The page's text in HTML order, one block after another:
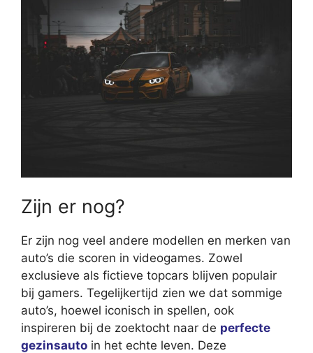
Zijn er nog?
Er zijn nog veel andere modellen en merken van
auto’s die scoren in videogames. Zowel
exclusieve als fictieve topcars blijven populair
bij gamers. Tegelijkertijd zien we dat sommige
auto’s, hoewel iconisch in spellen, ook
inspireren bij de zoektocht naar de perfecte
gezinsauto in het echte leven. Deze